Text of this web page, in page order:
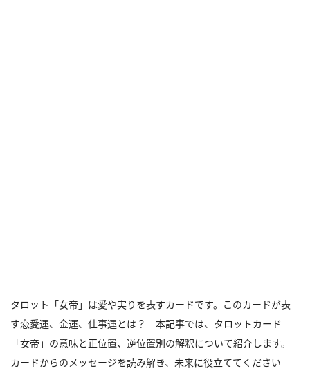
タロット「女帝」は愛や実りを表すカードです。このカードが表
す恋愛運、金運、仕事運とは？ 本記事では、タロットカード
「女帝」の意味と正位置、逆位置別の解釈について紹介します。
カードからのメッセージを読み解き、未来に役立ててください